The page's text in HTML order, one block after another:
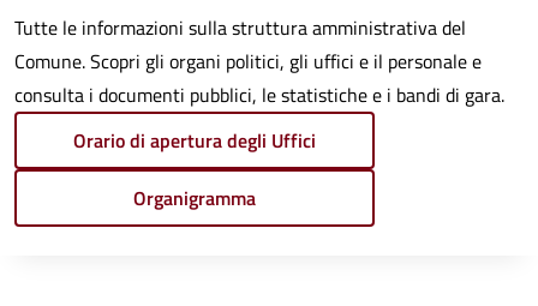
Tutte le informazioni sulla struttura amministrativa del
Comune. Scopri gli organi politici, gli uffici e il personale e
consulta i documenti pubblici, le statistiche e i bandi di gara.
Orario di apertura degli Uffici
Organigramma